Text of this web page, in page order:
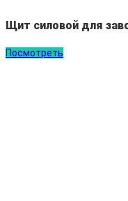
Щит силовой для
Посмотреть